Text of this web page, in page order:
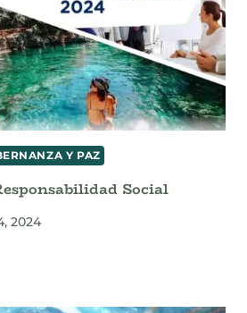
Y PAZ
Social
2024